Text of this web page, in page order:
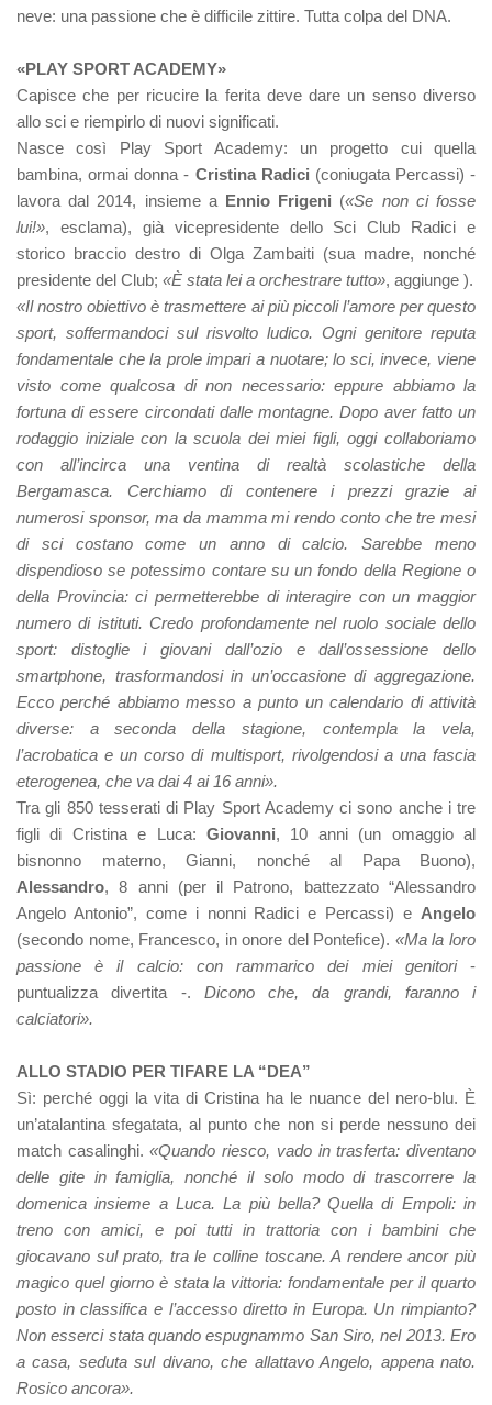
neve: una passione che è difficile zittire. Tutta colpa del DNA.
«PLAY SPORT ACADEMY»
Capisce che per ricucire la ferita deve dare un senso diverso
allo sci e riempirlo di nuovi significati.
Nasce così Play Sport Academy: un progetto cui quella
bambina, ormai donna - Cristina Radici (coniugata Percassi) -
lavora dal 2014, insieme a Ennio Frigeni («Se non ci fosse
lui!», esclama), già vicepresidente dello Sci Club Radici e
storico braccio destro di Olga Zambaiti (sua madre, nonché
presidente del Club; «È stata lei a orchestrare tutto», aggiunge ).
«Il nostro obiettivo è trasmettere ai più piccoli l’amore per questo
sport, soffermandoci sul risvolto ludico. Ogni genitore reputa
fondamentale che la prole impari a nuotare; lo sci, invece, viene
visto come qualcosa di non necessario: eppure abbiamo la
fortuna di essere circondati dalle montagne. Dopo aver fatto un
rodaggio iniziale con la scuola dei miei figli, oggi collaboriamo
con all’incirca una ventina di realtà scolastiche della
Bergamasca. Cerchiamo di contenere i prezzi grazie ai
numerosi sponsor, ma da mamma mi rendo conto che tre mesi
di sci costano come un anno di calcio. Sarebbe meno
dispendioso se potessimo contare su un fondo della Regione o
della Provincia: ci permetterebbe di interagire con un maggior
numero di istituti. Credo profondamente nel ruolo sociale dello
sport: distoglie i giovani dall’ozio e dall’ossessione dello
smartphone, trasformandosi in un’occasione di aggregazione.
Ecco perché abbiamo messo a punto un calendario di attività
diverse: a seconda della stagione, contempla la vela,
l’acrobatica e un corso di multisport, rivolgendosi a una fascia
eterogenea, che va dai 4 ai 16 anni».
Tra gli 850 tesserati di Play Sport Academy ci sono anche i tre
figli di Cristina e Luca: Giovanni, 10 anni (un omaggio al
bisnonno materno, Gianni, nonché al Papa Buono),
Alessandro, 8 anni (per il Patrono, battezzato “Alessandro
Angelo Antonio”, come i nonni Radici e Percassi) e Angelo
(secondo nome, Francesco, in onore del Pontefice). «Ma la loro
passione è il calcio: con rammarico dei miei genitori-
puntualizza divertita -. Dicono che, da grandi, faranno i
calciatori».
ALLO STADIO PER TIFARE LA “DEA”
Sì: perché oggi la vita di Cristina ha le nuance del nero-blu. È
un’atalantina sfegatata, al punto che non si perde nessuno dei
match casalinghi.«Quando riesco, vado in trasferta: diventano
delle gite in famiglia, nonché il solo modo di trascorrere la
domenica insieme a Luca. La più bella? Quella di Empoli: in
treno con amici, e poi tutti in trattoria con i bambini che
giocavano sul prato, tra le colline toscane. A rendere ancor più
magico quel giorno è stata la vittoria: fondamentale per il quarto
posto in classifica e l’accesso diretto in Europa. Un rimpianto?
Non esserci stata quando espugnammo San Siro, nel 2013. Ero
a casa, seduta sul divano, che allattavo Angelo, appena nato.
Rosico ancora».